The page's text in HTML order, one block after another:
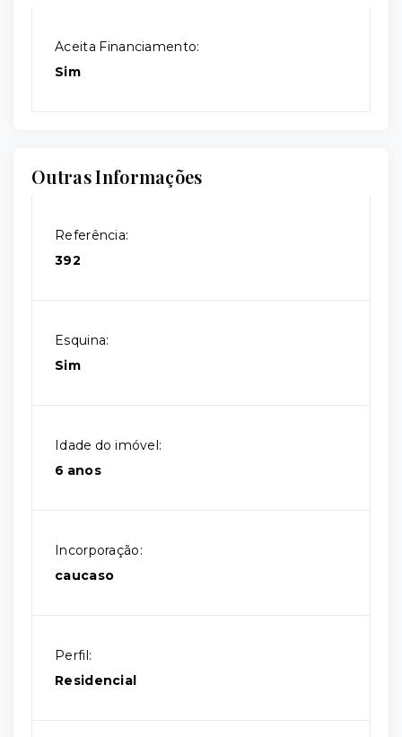
Aceita Financiamento:
Sim
Outras Informações
Referência:
392
Esquina:
Sim
Idade do imóvel:
6 anos
Incorporação:
caucaso
Perfil:
Residencial